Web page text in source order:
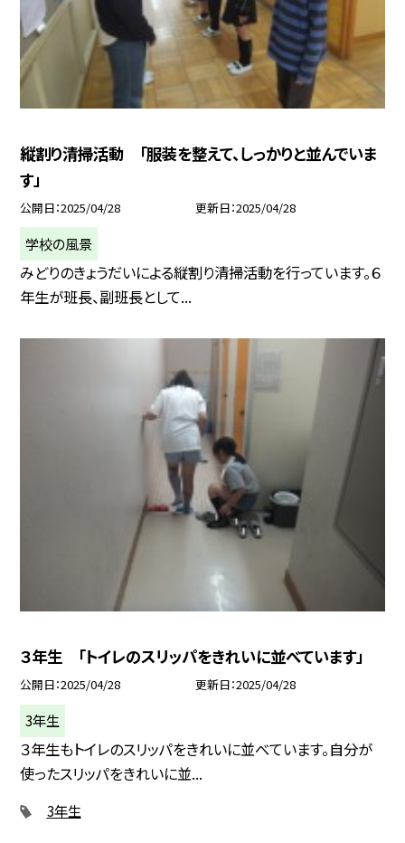
縦割り清掃活動 「服装を整えて、しっかりと並んでいま
す」
公開日 2025/04/28 更新日 2025/04/28
学校の風景
みどりのきょうだいによる縦割り清掃活動を行っています。６
年生が班長、副班長として...
３年生 「トイレのスリッパをきれいに並べています」
公開日 2025/04/28 更新日 2025/04/28
3年生
３年生もトイレのスリッパをきれいに並べています。自分が
使ったスリッパをきれいに並...
3年生